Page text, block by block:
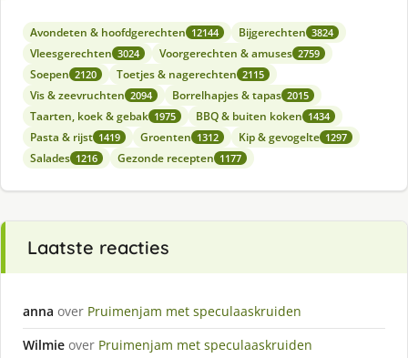
Avondeten & hoofdgerechten 12144 Bijgerechten 3824
Vleesgerechten 3024 Voorgerechten & amuses 2759
Soepen 2120 Toetjes & nagerechten 2115
Vis & zeevruchten 2094 Borrelhapjes & tapas 2015
Taarten, koek & gebak 1975 BBQ & buiten koken 1434
Pasta & rijst 1419 Groenten 1312 Kip & gevogelte 1297
Salades 1216 Gezonde recepten 1177
Laatste reacties
anna over Pruimenjam met speculaaskruiden
Wilmie over Pruimenjam met speculaaskruiden